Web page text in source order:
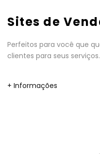
Sites de
Perfeitos para você que
clientes para seus serviços.
+ Informações